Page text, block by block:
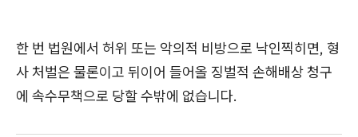
한 번 법원에서 허위 또는 악의적 비방으로 낙인찍히면, 형
사 처벌은 물론이고 뒤이어 들어올 징벌적 손해배상 청구
에 속수무책으로 당할 수밖에 없습니다.